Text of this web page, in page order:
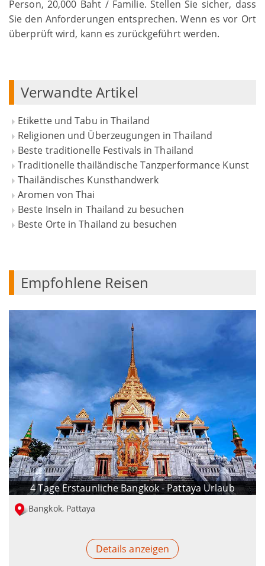
Person, 20,000 Baht / Familie. Stellen Sie sicher, dass
Sie den Anforderungen entsprechen. Wenn es vor Ort
überprüft wird, kann es zurückgeführt werden.
Verwandte Artikel
Etikette und Tabu in Thailand
Religionen und Überzeugungen in Thailand
Beste traditionelle Festivals in Thailand
Traditionelle thailändische Tanzperformance Kunst
Thailändisches Kunsthandwerk
Aromen von Thai
Beste Inseln in Thailand zu besuchen
Beste Orte in Thailand zu besuchen
Empfohlene Reisen
4 Tage Erstaunliche Bangkok - Pattaya Urlaub
Bangkok, Pattaya
Details anzeigen